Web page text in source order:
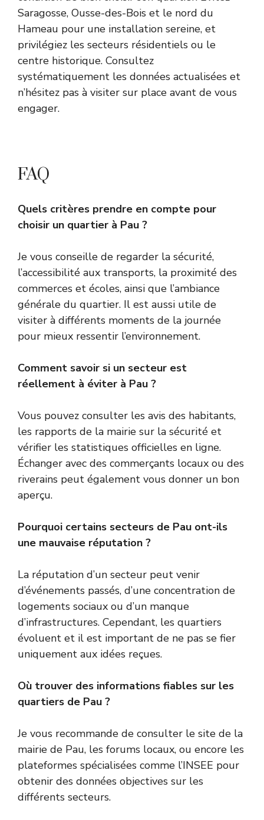
Saragosse, Ousse-des-Bois et le nord du
Hameau pour une installation sereine, et
privilégiez les secteurs résidentiels ou le
centre historique. Consultez
systématiquement les données actualisées et
n’hésitez pas à visiter sur place avant de vous
engager.
FAQ
Quels critères prendre en compte pour
choisir un quartier à Pau ?
Je vous conseille de regarder la sécurité,
l’accessibilité aux transports, la proximité des
commerces et écoles, ainsi que l’ambiance
générale du quartier. Il est aussi utile de
visiter à différents moments de la journée
pour mieux ressentir l’environnement.
Comment savoir si un secteur est
réellement à éviter à Pau ?
Vous pouvez consulter les avis des habitants,
les rapports de la mairie sur la sécurité et
vérifier les statistiques officielles en ligne.
Échanger avec des commerçants locaux ou des
riverains peut également vous donner un bon
aperçu.
Pourquoi certains secteurs de Pau ont-ils
une mauvaise réputation ?
La réputation d’un secteur peut venir
d’événements passés, d’une concentration de
logements sociaux ou d’un manque
d’infrastructures. Cependant, les quartiers
évoluent et il est important de ne pas se fier
uniquement aux idées reçues.
Où trouver des informations fiables sur les
quartiers de Pau ?
Je vous recommande de consulter le site de la
mairie de Pau, les forums locaux, ou encore les
plateformes spécialisées comme l’INSEE pour
obtenir des données objectives sur les
différents secteurs.